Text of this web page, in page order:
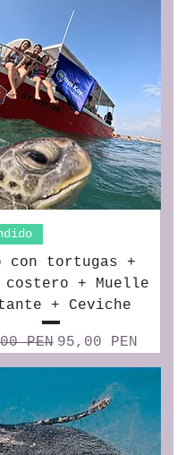
con tortugas +
costero + Muelle
+ Ceviche
PEN Precio de oferta
95,00 PEN